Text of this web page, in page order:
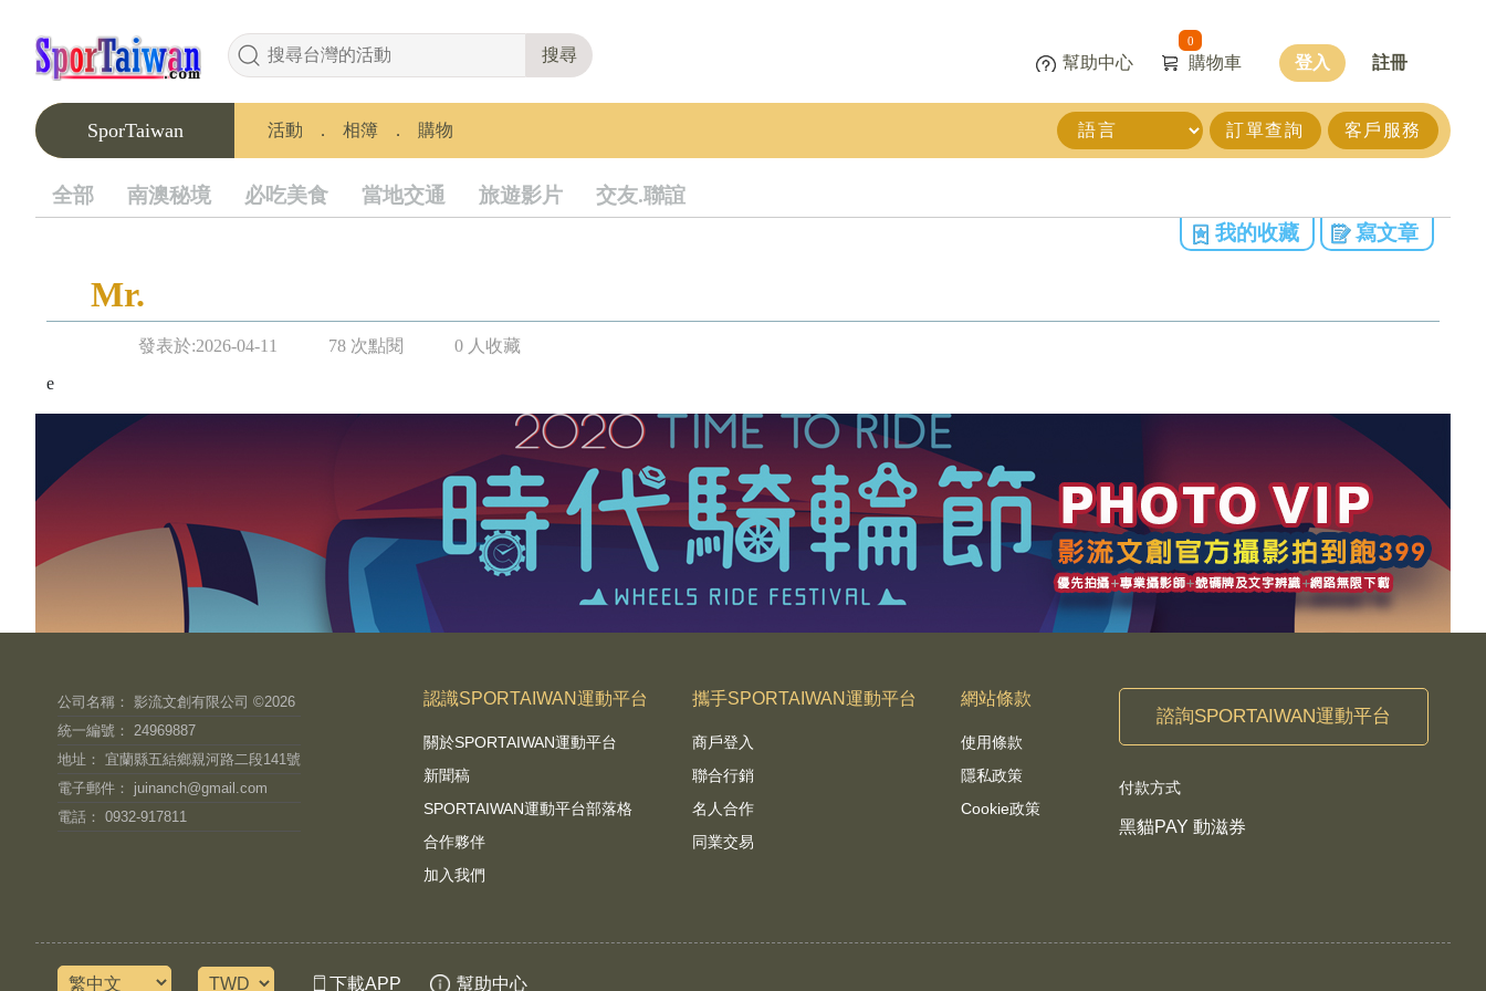
搜尋 幫助中心
0
購物車 登入 註冊
SporTaiwan 活動 ． 相簿 ． 購物 訂單查詢 客戶服務
全部 南澳秘境 必吃美食 當地交通 旅遊影片
交友.聯誼
我的收藏
寫文章
Mr.
發表於:2026-04-11 78 次點閱
0 人收藏
e
公司名稱： 影流文創有限公司 ©2026
統一編號： 24969887
地址： 宜蘭縣五結鄉親河路二段141號
電子郵件： juinanch@gmail.com
電話： 0932-917811
認識SPORTAIWAN運動平台
關於SPORTAIWAN運動平台
新聞稿
SPORTAIWAN運動平台部落格
合作夥伴
加入我們
攜手SPORTAIWAN運動平台
商戶登入
聯合行銷
名人合作
同業交易
網站條款
使用條款
隱私政策
Cookie政策
諮詢SPORTAIWAN運動平台
付款方式
黑貓PAY 動滋券
下載APP 幫助中心